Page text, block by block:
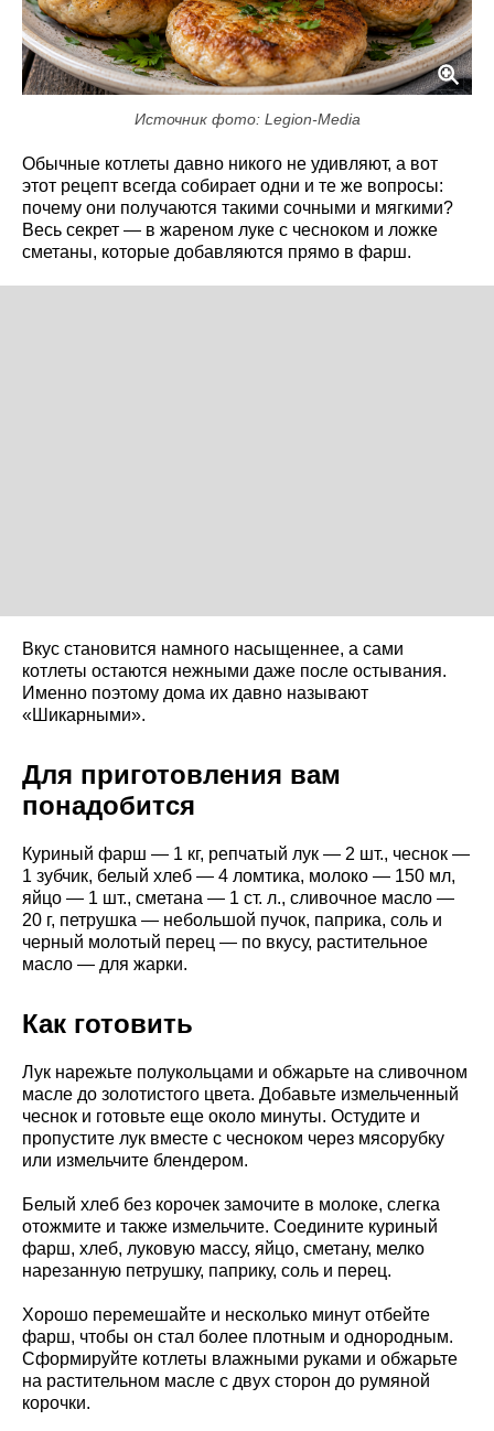
Источник фото: Legion-Media
Обычные котлеты давно никого не удивляют, а вот
этот рецепт всегда собирает одни и те же вопросы:
почему они получаются такими сочными и мягкими?
Весь секрет — в жареном луке с чесноком и ложке
сметаны, которые добавляются прямо в фарш.
Вкус становится намного насыщеннее, а сами
котлеты остаются нежными даже после остывания.
Именно поэтому дома их давно называют
«Шикарными».
Для приготовления вам
понадобится
Куриный фарш — 1 кг, репчатый лук — 2 шт., чеснок —
1 зубчик, белый хлеб — 4 ломтика, молоко — 150 мл,
яйцо — 1 шт., сметана — 1 ст. л., сливочное масло —
20 г, петрушка — небольшой пучок, паприка, соль и
черный молотый перец — по вкусу, растительное
масло — для жарки.
Как готовить
Лук нарежьте полукольцами и обжарьте на сливочном
масле до золотистого цвета. Добавьте измельченный
чеснок и готовьте еще около минуты. Остудите и
пропустите лук вместе с чесноком через мясорубку
или измельчите блендером.
Белый хлеб без корочек замочите в молоке, слегка
отожмите и также измельчите. Соедините куриный
фарш, хлеб, луковую массу, яйцо, сметану, мелко
нарезанную петрушку, паприку, соль и перец.
Хорошо перемешайте и несколько минут отбейте
фарш, чтобы он стал более плотным и однородным.
Сформируйте котлеты влажными руками и обжарьте
на растительном масле с двух сторон до румяной
корочки.